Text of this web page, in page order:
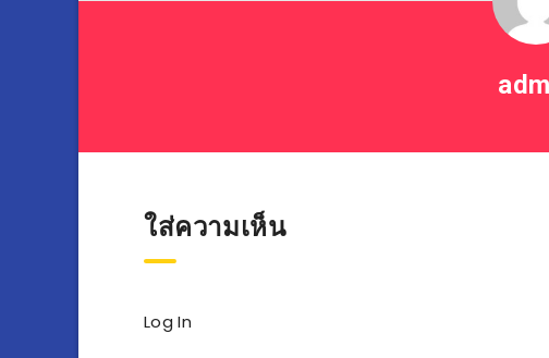
ใส่ความเห็น
Log In